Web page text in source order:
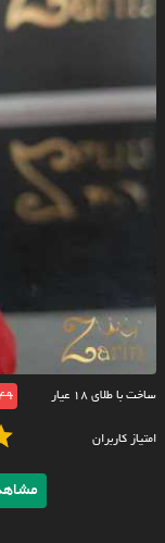
ساخت با طلای ۱۸ عیار
امتیاز کاربران